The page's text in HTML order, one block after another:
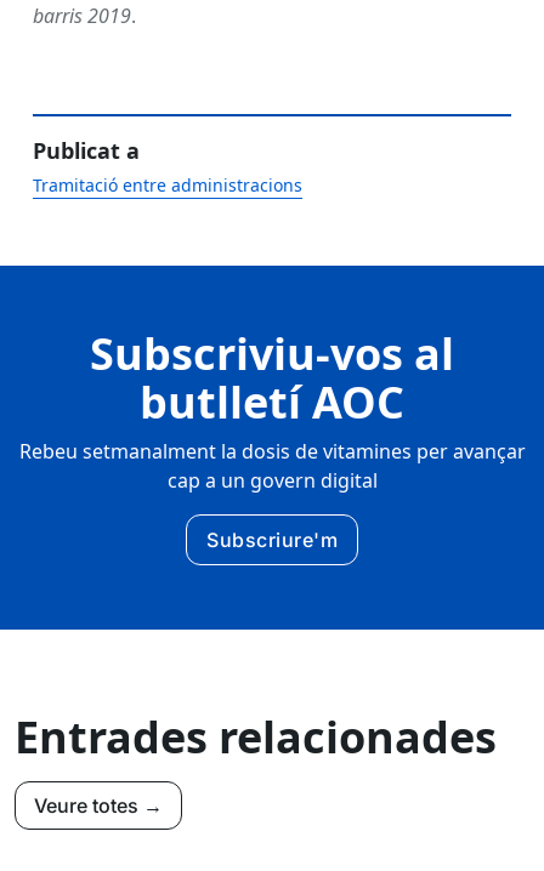
barris 2019.
Publicat a
Tramitació entre administracions
Subscriviu-vos al
butlletí AOC
Rebeu setmanalment la dosis de vitamines per avançar
cap a un govern digital
Subscriure'm
Entrades relacionades
Veure totes →